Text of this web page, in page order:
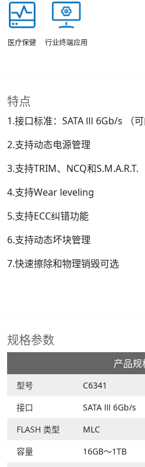
医疗保健 行业终端应用
特点
1.接口标准：SATA Ⅲ 6Gb/s （可
2.支持动态电源管理
3.支持TRIM、NCQ和S.M.A.R.T.
4.支持Wear leveling
5.支持ECC纠错功能
6.支持动态坏块管理
7.快速擦除和物理销毁可选
规格参数
产品规
型号
C6341
接口
SATA Ⅲ 6Gb/s
FLASH 类型
MLC
容量
16GB～1TB